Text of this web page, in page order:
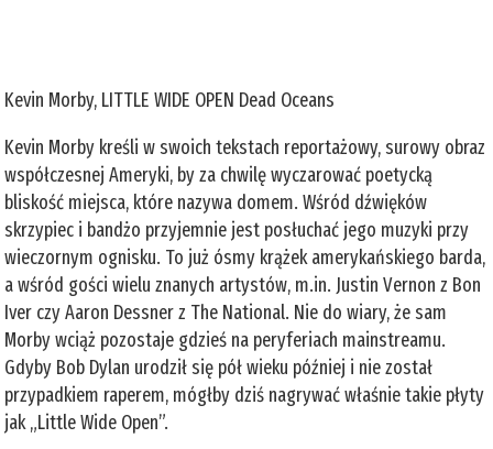
Kevin Morby, LITTLE WIDE OPEN Dead Oceans
Kevin Morby kreśli w swoich tekstach reportażowy, surowy obraz
współczesnej Ameryki, by za chwilę wyczarować poetycką
bliskość miejsca, które nazywa domem. Wśród dźwięków
skrzypiec i bandżo przyjemnie jest posłuchać jego muzyki przy
wieczornym ognisku. To już ósmy krążek amerykańskiego barda,
a wśród gości wielu znanych artystów, m.in. Justin Vernon z Bon
Iver czy Aaron Dessner z The National. Nie do wiary, że sam
Morby wciąż pozostaje gdzieś na peryferiach mainstreamu.
Gdyby Bob Dylan urodził się pół wieku później i nie został
przypadkiem raperem, mógłby dziś nagrywać właśnie takie płyty
jak „Little Wide Open”.